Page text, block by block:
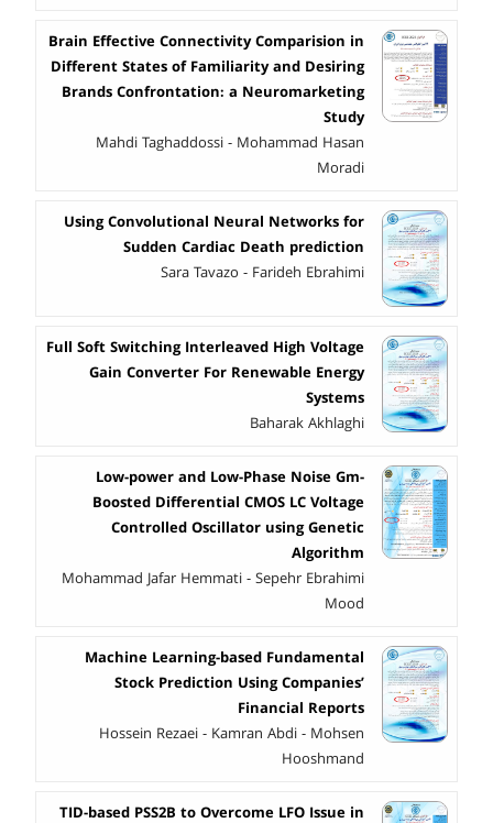
Brain Effective Connectivity Comparision in
Different States of Familiarity and Desiring
Brands Confrontation: a Neuromarketing
Study
Mahdi Taghaddossi - Mohammad Hasan
Moradi
Using Convolutional Neural Networks for
Sudden Cardiac Death prediction
Sara Tavazo - Farideh Ebrahimi
Full Soft Switching Interleaved High Voltage
Gain Converter For Renewable Energy
Systems
Baharak Akhlaghi
Low-power and Low-Phase Noise Gm-
Boosted Differential CMOS LC Voltage
Controlled Oscillator using Genetic
Algorithm
Mohammad Jafar Hemmati - Sepehr Ebrahimi
Mood
Machine Learning-based Fundamental
Stock Prediction Using Companies’
Financial Reports
Hossein Rezaei - Kamran Abdi - Mohsen
Hooshmand
TID-based PSS2B to Overcome LFO Issue in